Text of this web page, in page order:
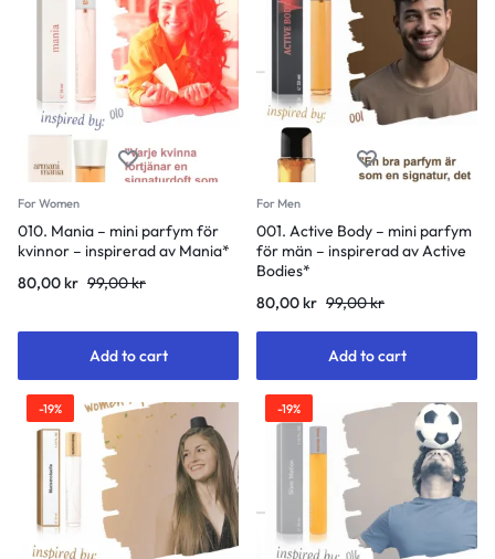
For Women
010. Mania – mini parfym för
kvinnor – inspirerad av Mania*
80,00kr 99,00kr
Add to cart
For Men
001. Active Body – mini parfym
för män – inspirerad av Active
Bodies*
80,00kr 99,00kr
Add to cart
-19% -19%